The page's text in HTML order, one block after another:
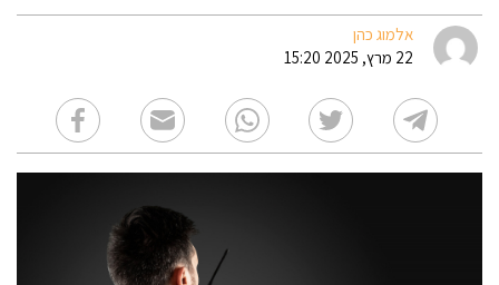
אלמוג כהן
22 מרץ, 2025 15:20